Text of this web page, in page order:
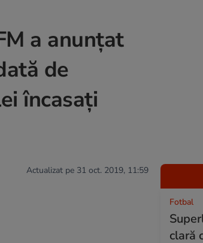
a anunțat
de
încasați
Actualizat pe 31 oct. 2019, 11:59
Fotbal
clară